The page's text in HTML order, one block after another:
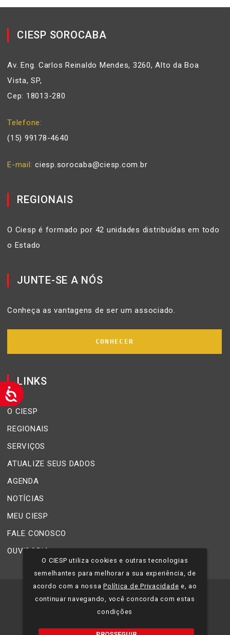
CIESP SOROCABA
Av. Eng. Carlos Reinaldo Mendes, 3260, Alto da Boa
Vista, SP,
Cep: 18013-280
Telefone
(15) 99178-4640
E-mail ciesp.sorocaba@ciesp.com.br
REGIONAIS
O Ciesp é formado por 42 unidades distribuídas em todo
o Estado
JUNTE-SE A NÓS
Conheça as vantagens de ser um associado.
CONHECER
LINKS
O CIESP
REGIONAIS
SERVIÇOS
ATUALIZE SEUS DADOS
AGENDA
NOTÍCIAS
MEU CIESP
FALE CONOSCO
OUVIDORIA
2026 CIESP - Todos os direitos reservados.
Política de Privacidade
O CIESP utiliza cookies e outras tecnologias
semelhantes para melhorar a sua experiência, de
acordo com a nossaPolítica de Privacidade e, ao
continuar navegando, você concorda com estas
condições